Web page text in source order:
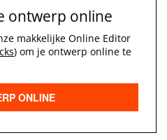
ontwerp online
makkelijke Online Editor
) om je ontwerp online te
ONLINE